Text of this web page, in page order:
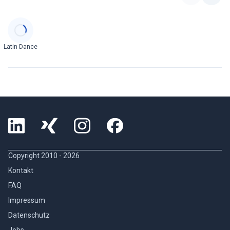
Categories
Latin Dance
Copyright 2010 - 2026
Kontakt
FAQ
Impressum
Datenschutz